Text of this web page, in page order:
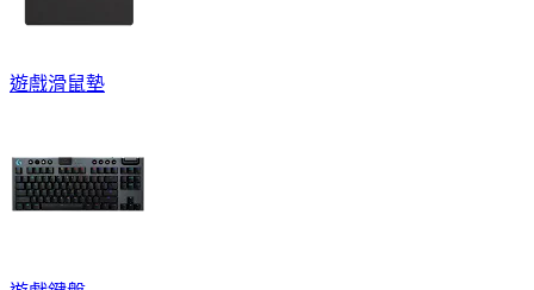
遊戲滑鼠墊